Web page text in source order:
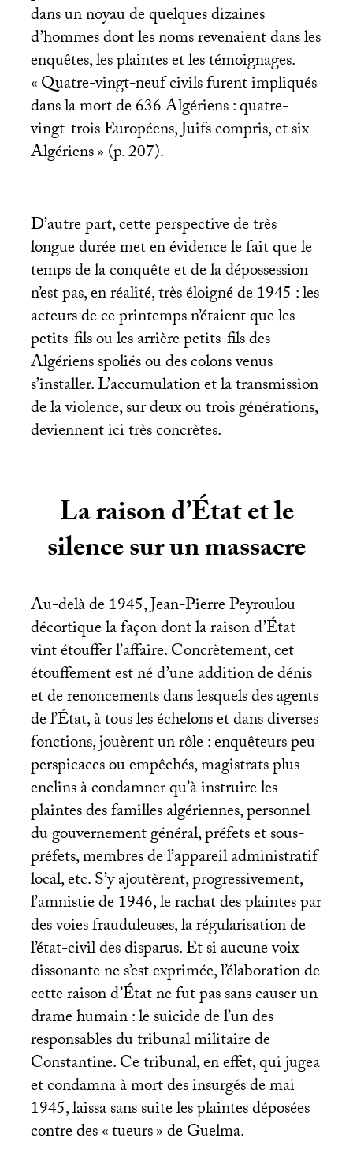
dans un noyau de quelques dizaines
d’hommes dont les noms revenaient dans les
enquêtes, les plaintes et les témoignages.
«Quatre-vingt-neuf civils furent impliqués
dans la mort de 636 Algériens : quatre-
vingt-trois Européens, Juifs compris, et six
Algériens» (p. 207).
D’autre part, cette perspective de très
longue durée met en évidence le fait que le
temps de la conquête et de la dépossession
n’est pas, en réalité, très éloigné de 1945 : les
acteurs de ce printemps n’étaient que les
petits-fils ou les arrière petits-fils des
Algériens spoliés ou des colons venus
s’installer. L’accumulation et la transmission
de la violence, sur deux ou trois générations,
deviennent ici très concrètes.
La raison d’État et le
silence sur un massacre
Au-delà de 1945, Jean-Pierre Peyroulou
décortique la façon dont la raison d’État
vint étouffer l’affaire. Concrètement, cet
étouffement est né d’une addition de dénis
et de renoncements dans lesquels des agents
de l’État, à tous les échelons et dans diverses
fonctions, jouèrent un rôle : enquêteurs peu
perspicaces ou empêchés, magistrats plus
enclins à condamner qu’à instruire les
plaintes des familles algériennes, personnel
du gouvernement général, préfets et sous-
préfets, membres de l’appareil administratif
local, etc. S’y ajoutèrent, progressivement,
l’amnistie de 1946, le rachat des plaintes par
des voies frauduleuses, la régularisation de
l’état-civil des disparus. Et si aucune voix
dissonante ne s’est exprimée, l’élaboration de
cette raison d’État ne fut pas sans causer un
drame humain : le suicide de l’un des
responsables du tribunal militaire de
Constantine. Ce tribunal, en effet, qui jugea
et condamna à mort des insurgés de mai
1945, laissa sans suite les plaintes déposées
contre des «tueurs» de Guelma.